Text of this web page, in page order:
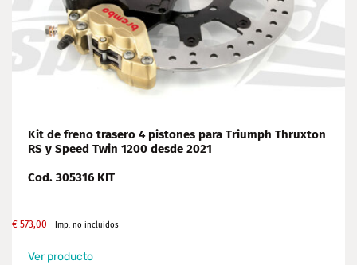
Kit de freno trasero 4 pistones para Triumph Thruxton
RS y Speed Twin 1200 desde 2021
Cod. 305316 KIT
€ 573,00 Imp. no incluidos
Ver producto